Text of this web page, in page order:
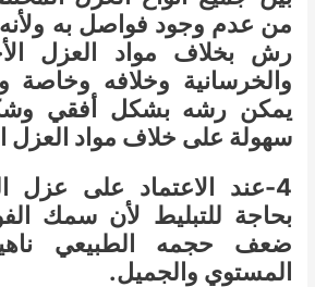
من عدم وجود فواصل به
رش بخلاف مواد العزل
والخرسانية وخلافه وخاصة
يمكن رشه بشكل أفقي
سهولة على خلاف مواد العزل
4-عند الاعتماد على عزل
ضعف حجمه الطبيعي
المستوي والجميل.